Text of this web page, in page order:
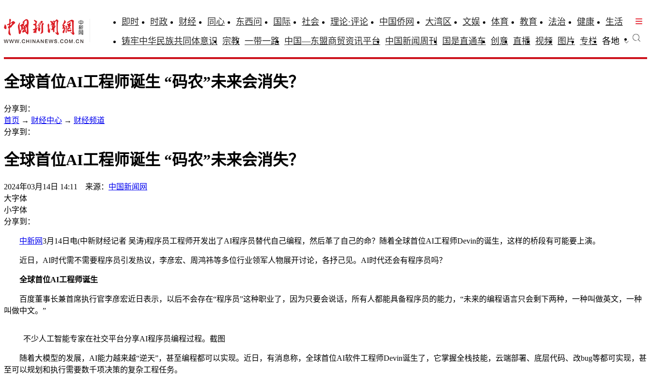
即时 时政 财经 同心 东西问 国际 社会 理论·评论 中国侨网 大湾区 文娱 体育 教育 法治 健康
生活
铸牢中华民族共同体意识 宗教 一带一路 中国—东盟商贸资讯平台 中国新闻周刊 国是直通车 创意 直播 视频 图片 专栏 各地
全球首位AI工程师诞生 “码农”未来会消失？
分享到：
首页 → 财经中心 → 财经频道
分享到：
全球首位AI工程师诞生 “码农”未来会消失？
2024年03月14日 14:11 来源： 中国新闻网
大字体
小字体
分享到：
中新网3月14日电(中新财经记者 吴涛)程序员工程师开发出了AI程序员替代自己编程，然后革了自己的命？随着全球首位AI工程师Devin的诞生，这样的桥段有可能要上演。
近日，AI时代需不需要程序员引发热议，李彦宏、周鸿祎等多位行业领军人物展开讨论，各抒己见。AI时代还会有程序员吗？
全球首位AI工程师诞生
百度董事长兼首席执行官李彦宏近日表示，以后不会存在“程序员”这种职业了，因为只要会说话，所有人都能具备程序员的能力，“未来的编程语言只会剩下两种，一种叫做英文，一种
叫做中文。”
不少人工智能专家在社交平台分享AI程序员编程过程。截图
随着大模型的发展，AI能力越来越“逆天”，甚至编程都可以实现。近日，有消息称，全球首位AI软件工程师Devin诞生了，它掌握全栈技能，云端部署、底层代码、改bug等都可实现，甚
至可以规划和执行需要数千项决策的复杂工程任务。